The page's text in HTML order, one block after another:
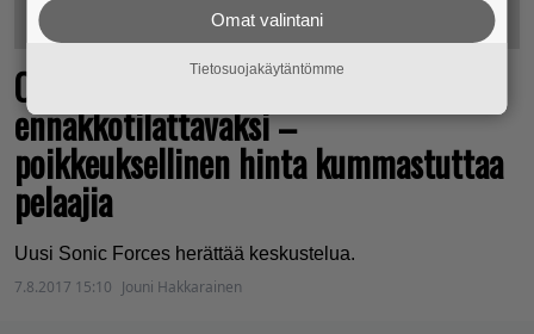
Odotettu uutuuspeli listattiin
ennakkotilattavaksi –
poikkeuksellinen hinta kummastuttaa
pelaajia
Uusi Sonic Forces herättää keskustelua.
7.8.2017 15:10 Jouni Hakkarainen
Omat valintani
Tietosuojakäytäntömme